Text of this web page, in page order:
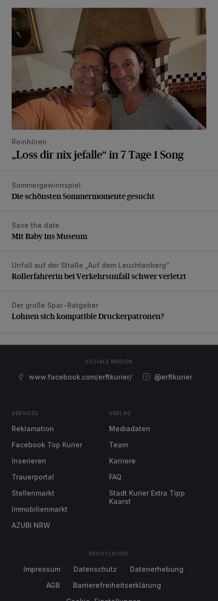
„Loss dir nix jefalle“ in 7 Tage 1 Song
Reinhören
„Loss dir nix jefalle“ in 7 Tage 1 Song
Die schönsten Sommermomente gesucht
Sommergewinnspiel
Die schönsten Sommermomente gesucht
Mit Baby ins Museum
Save the date
Mit Baby ins Museum
Rollerfahrerin bei Verkehrsunfall schwer verletzt
Unfall auf der Straße „Auf dem Leuchtenberg“
Rollerfahrerin bei Verkehrsunfall schwer verletzt
Lohnen sich kompatible Druckerpatronen?
Der große Spar-Ratgeber
Lohnen sich kompatible Druckerpatronen?
SOZIALE MEDIEN
www.facebook.com/erftkurier/ @erftkurier
SERVICES
Reklamation
Facebook Top Kurier
Inserieren
Trauerportal
Stellenmarkt
Immobilienmarkt
AZUBI NRW
VERLAG
Mediadaten
Team
Karriere
FAQ
Stadt Kurier Extra Tipp
Kaarst
RECHTLICHES
Impressum Datenschutz
Datenerhebung
AGB
Barrierefreiheitserklärung